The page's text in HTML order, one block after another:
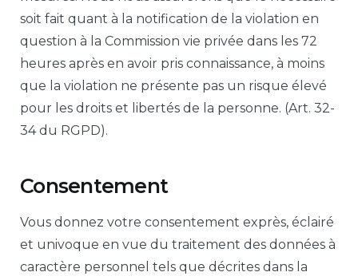
soit fait quant à la notification de la violation en
question à la Commission vie privée dans les 72
heures après en avoir pris connaissance, à moins
que la violation ne présente pas un risque élevé
pour les droits et libertés de la personne. (Art. 32-
34 du RGPD).
Consentement
Vous donnez votre consentement exprès, éclairé
et univoque en vue du traitement des données à
caractère personnel tels que décrites dans la